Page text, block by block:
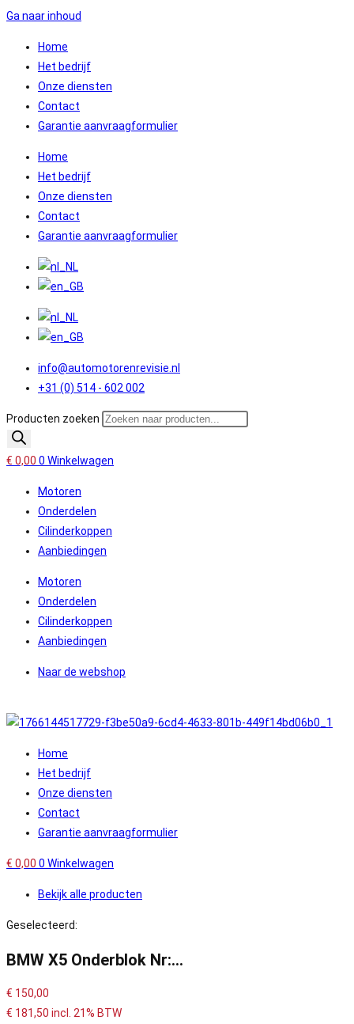
Ga naar inhoud
Home
Het bedrijf
Onze diensten
Contact
Garantie aanvraagformulier
Home
Het bedrijf
Onze diensten
Contact
Garantie aanvraagformulier
info@automotorenrevisie.nl
+31 (0) 514 - 602 002
Producten zoeken
€ 0,00 0 Winkelwagen
Motoren
Onderdelen
Cilinderkoppen
Aanbiedingen
Motoren
Onderdelen
Cilinderkoppen
Aanbiedingen
Naar de webshop
Home
Het bedrijf
Onze diensten
Contact
Garantie aanvraagformulier
€ 0,00 0 Winkelwagen
Bekijk alle producten
Geselecteerd:
BMW X5 Onderblok Nr:…
€ 150,00
€ 181,50 incl. 21% BTW